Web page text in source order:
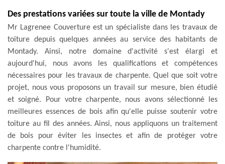
Des prestations variées sur toute la ville de Montady
Mr Lagrenee Couverture est un spécialiste dans les travaux de
toiture depuis quelques années au service des habitants de
Montady. Ainsi, notre domaine d'activité s'est élargi et
aujourd'hui, nous avons les qualifications et compétences
nécessaires pour les travaux de charpente. Quel que soit votre
projet, nous vous proposons un travail sur mesure, bien étudié
et soigné. Pour votre charpente, nous avons sélectionné les
meilleures essences de bois afin qu'elle puisse soutenir votre
toiture au fil des années. Ainsi, nous appliquons un traitement
de bois pour éviter les insectes et afin de protéger votre
charpente contre l'humidité.